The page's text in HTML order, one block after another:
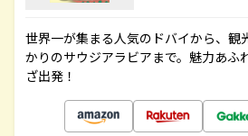
世界一が集まる人気のドバイから、観
かりのサウジアラビアまで。魅力あふ
ざ出発！